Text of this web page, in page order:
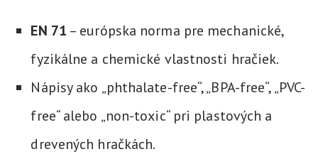
EN 71 – európska norma pre mechanické,
fyzikálne a chemické vlastnosti hračiek.
Nápisy ako „phthalate-free“, „BPA-free“, „PVC-
free“ alebo „non-toxic“ pri plastových a
drevených hračkách.